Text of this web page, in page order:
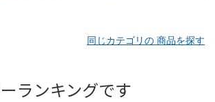
同じカテゴリの 商品を探す
ランキングです